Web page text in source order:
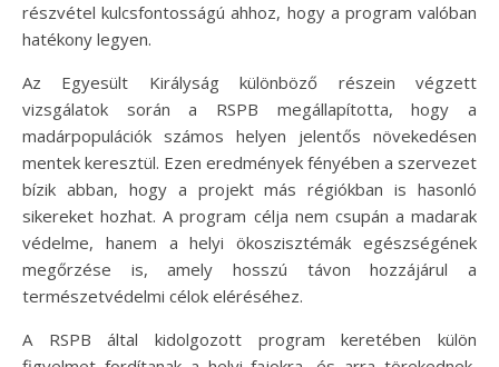
részvétel kulcsfontosságú ahhoz, hogy a program valóban
hatékony legyen.
Az Egyesült Királyság különböző részein végzett
vizsgálatok során a RSPB megállapította, hogy a
madárpopulációk számos helyen jelentős növekedésen
mentek keresztül. Ezen eredmények fényében a szervezet
bízik abban, hogy a projekt más régiókban is hasonló
sikereket hozhat. A program célja nem csupán a madarak
védelme, hanem a helyi ökoszisztémák egészségének
megőrzése is, amely hosszú távon hozzájárul a
természetvédelmi célok eléréséhez.
A RSPB által kidolgozott program keretében külön